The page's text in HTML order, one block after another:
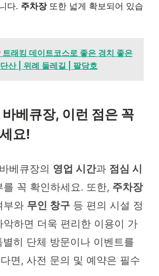
다. 주차장또한 넓게 확보되어 있습
트래킹 데이트코스로 좋은 경치 좋은
산 | 위례 둘레길 | 팔당호
베큐장, 이런 점은 꼭
요!
베큐장의 영업 시간과 점심 시
꼭 확인하세요. 또한, 주차장
부와 무인 창구 등 편의 시설 정
악하면 더욱 편리한 이용이 가
별히 단체 방문이나 이벤트를
면, 사전 문의 및 예약은 필수